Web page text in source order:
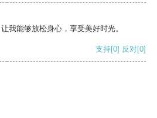
我能够放松身心，享受美好时光。
支持[0] 反对[0]